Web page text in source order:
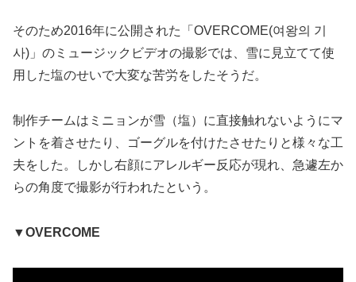
そのため2016年に公開された「OVERCOME(여왕의 기
사)」のミュージックビデオの撮影では、雪に見立てて使
用した塩のせいで大変な苦労をしたそうだ。
制作チームはミニョンが雪（塩）に直接触れないようにマ
ントを着させたり、ゴーグルを付けたさせたりと様々な工
夫をした。しかし右顔にアレルギー反応が現れ、急遽左か
らの角度で撮影が行われたという。
▼OVERCOME